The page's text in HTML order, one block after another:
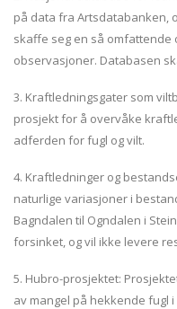
på data fra Artsdatabanken,
skaffe seg en så omfattende
observasjoner. Databasen
3. Kraftledningsgater som
prosjekt for å overvåke
adferden for fugl og vilt.
4. Kraftledninger og
naturlige variasjoner i
Bagndalen til Ogndalen i
forsinket, og vil ikke levere
5. Hubro-prosjektet:
av mangel på hekkende fugl